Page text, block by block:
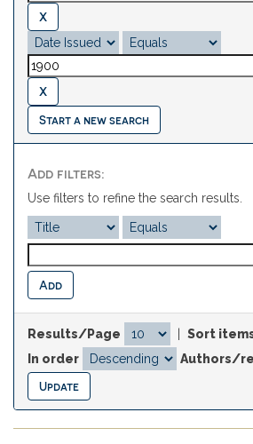
Start a new search
Add filters:
Use filters to refine the search results.
Results/Page
Sort
In order
Authors/